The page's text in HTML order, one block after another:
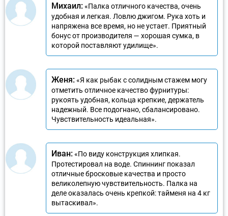
Михаил:«Палка отличного качества, очень
удобная и легкая. Ловлю джигом. Рука хоть и
напряжена все время, но не устает. Приятный
бонус от производителя — хорошая сумка, в
которой поставляют удилище».
Женя:«Я как рыбак с солидным стажем могу
отметить отличное качество фурнитуры:
рукоять удобная, кольца крепкие, держатель
надежный. Все подогнано, сбалансировано.
Чувствительность идеальная».
Иван:«По виду конструкция хлипкая.
Протестировал на воде. Спиннинг показал
отличные бросковые качества и просто
великолепную чувствительность. Палка на
деле оказалась очень крепкой: тайменя на 4 кг
вытаскивал».